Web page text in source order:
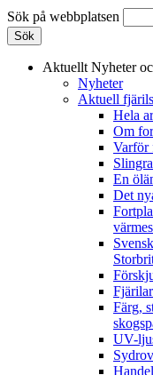
Sök på webbplatsen
Aktuellt Nyheter
Nyheter
Aktuell
Hela
Om
Varför
En
Det
Färg,
UV-